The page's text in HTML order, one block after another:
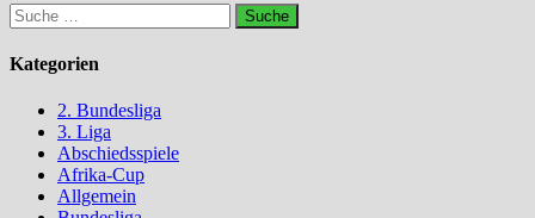
Suche
nach:
Kategorien
2. Bundesliga
3. Liga
Abschiedsspiele
Afrika-Cup
Allgemein